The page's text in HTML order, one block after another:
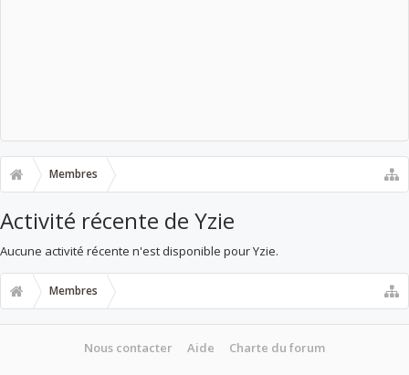
Membres
Activité récente de Yzie
Aucune activité récente n'est disponible pour Yzie.
Membres
Nous contacter Aide Charte du forum